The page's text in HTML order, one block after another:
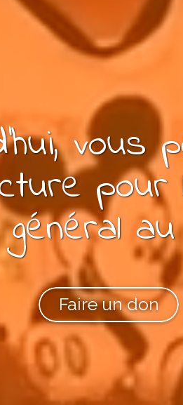
vous
pour
au
Faire un don